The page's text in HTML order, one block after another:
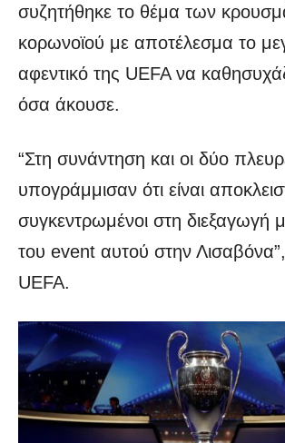
συζητήθηκε το θέμα των
κορωνοϊού με αποτέλεσμα το
αφεντικό της UEFA να
όσα άκουσε.
“Στη συνάντηση και οι δύο
υπογράμμισαν ότι είναι
συγκεντρωμένοι στη διεξαγωγή
του event αυτού στην
UEFA.